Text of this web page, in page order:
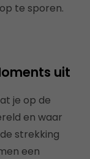
te sporen.
uit
je op de
en waar
strekking
een